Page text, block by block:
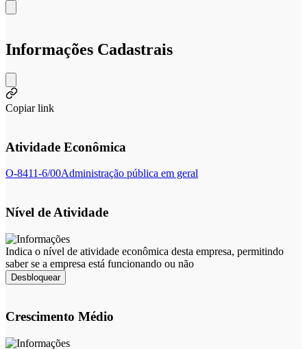
Informações Cadastrais
Copiar link
Atividade Econômica
O-8411-6/00Administração pública em geral
Nível de Atividade
Indica o nível de atividade econômica desta empresa, permitindo
saber se a empresa está funcionando ou não
Desbloquear
Crescimento Médio